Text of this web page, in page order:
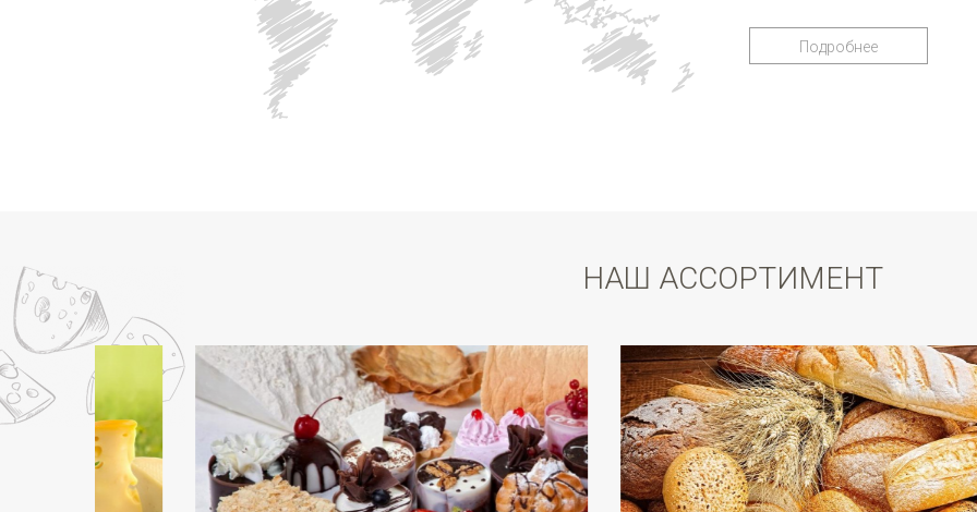
Подробнее
НАШ АССОРТИМЕНТ